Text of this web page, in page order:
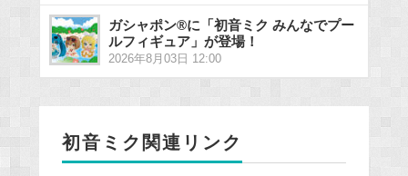
ガシャポン®に「初音ミク みんなでプー
ルフィギュア」が登場！
2026年8月03日 12:00
初音ミク関連リンク